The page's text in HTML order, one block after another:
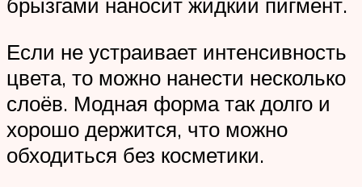
Если не устраивает интенсивность
цвета, то можно нанести несколько
слоёв. Модная форма так долго и
хорошо держится, что можно
обходиться без косметики.